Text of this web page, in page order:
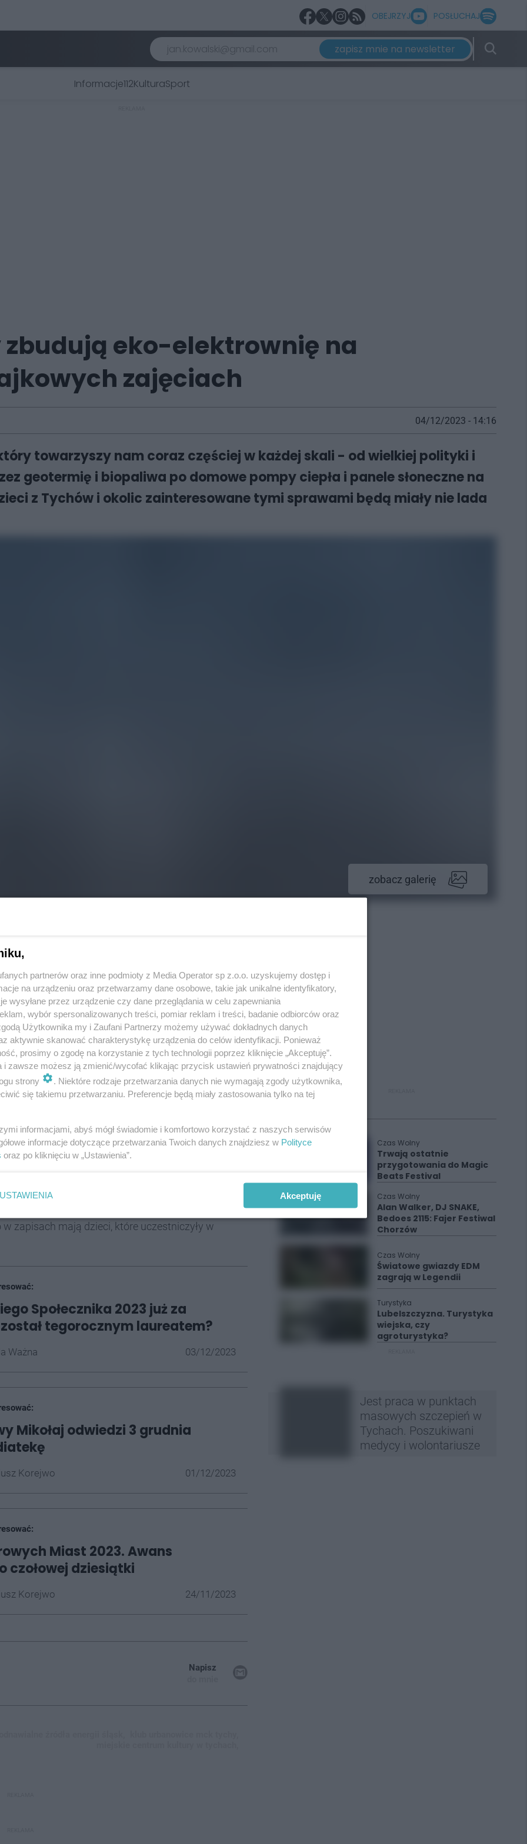
OBEJRZYJ POSŁUCHAJ
zapisz mnie na newsletter
Informacje112KulturaSport
eko-elektrownię na
zajęciach
04/12/2023 - 14:16
towarzyszy nam coraz częściej w każdej skali - od wielkiej polityki i
geotermię i biopaliwa po domowe pompy ciepła i panele słoneczne na
z Tychów i okolic zainteresowane tymi sprawami będą miały nie lada
zobacz galerię
REKLAMA
(Przejazdowa 8) organizuje bowiem
zbudować turbinę wiatrową, która połączona z
słoneczną. Zbudowane urządzenia będą
w wieku 6-8 lat rozpoczną o 17, a te w wieku 9-14 -
zapisy telefoniczne (726 261 375) bądź przez
zapisach mają dzieci, które uczestniczyły w
Społecznika 2023 już za
tegorocznym laureatem?
Ważna 03/12/2023
Mikołaj odwiedzi 3 grudnia
Korejwo 01/12/2023
Miast 2023. Awans
czołowej dziesiątki
Korejwo 24/11/2023
Napisz
Czas Wolny
Trwają ostatnie
przygotowania do Magic
Beats Festival
Czas Wolny
Alan Walker, DJ SNAKE,
Bedoes 2115: Fajer Festiwal
Chorzów
Czas Wolny
Światowe gwiazdy EDM
zagrają w Legendii
Turystyka
Lubelszczyzna. Turystyka
wiejska, czy
agroturystyka?
Jest praca w punktach
masowych szczepień w
Tychach. Poszukiwani
medycy i wolontariusze
partnerów oraz inne podmioty z Media Operator sp z.o.o. uzyskujemy dostęp i
na urządzeniu oraz przetwarzamy dane osobowe, takie jak unikalne identyfikatory,
wysyłane przez urządzenie czy dane przeglądania w celu zapewniania
wybór spersonalizowanych treści, pomiar reklam i treści, badanie odbiorców oraz
Użytkownika my i Zaufani Partnerzy możemy używać dokładnych danych
aktywnie skanować charakterystykę urządzenia do celów identyfikacji. Ponieważ
prosimy o zgodę na korzystanie z tych technologii poprzez kliknięcie „Akceptuję”.
i zawsze możesz ją zmienić/wycofać klikając przycisk ustawień prywatności znajdujący
strony
. Niektóre rodzaje przetwarzania danych nie wymagają zgody użytkownika,
się takiemu przetwarzaniu. Preferencje będą miały zastosowania tylko na tej
informacjami, abyś mógł świadomie i komfortowo korzystać z naszych serwisów
informacje dotyczące przetwarzania Twoich danych znajdziesz w Polityce
oraz po kliknięciu w „Ustawienia”.
USTAWIENIA Akceptuję